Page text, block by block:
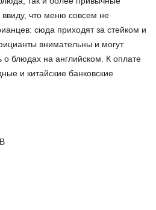
что меню совсем не
сюда приходят за стейком и
внимательны и могут
о блюдах на английском. К оплате
и китайские банковские